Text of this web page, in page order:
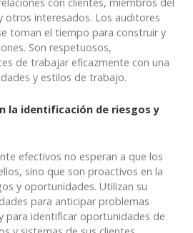
otros interesados. Los auditores
toman el tiempo para construir y
Son respetuosos,
de trabajar eficazmente con una
y estilos de trabajo.
la identificación de riesgos y
efectivos no esperan a que los
sino que son proactivos en la
y oportunidades. Utilizan su
para anticipar problemas
para identificar oportunidades de